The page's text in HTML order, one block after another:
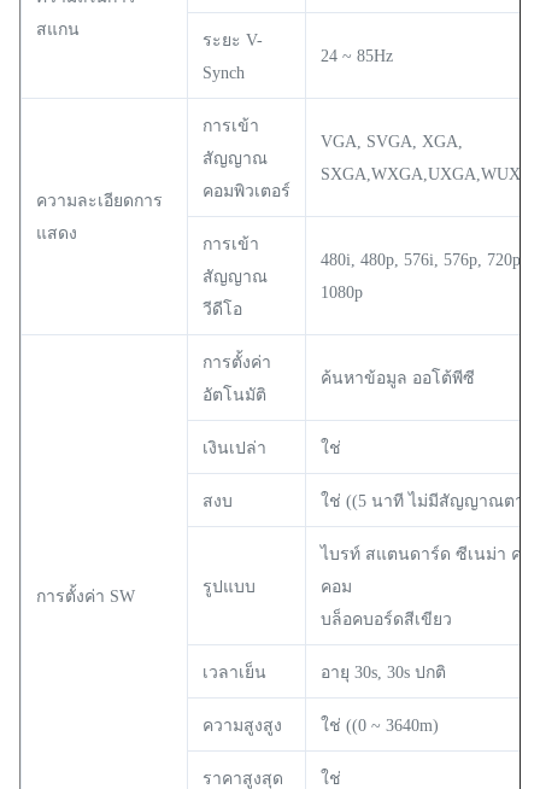
สแกน
ระยะ V-
Synch
24 ~ 85Hz
ความละเอียดการ
แสดง
การเข้า
สัญญาณ
คอมพิวเตอร์
VGA, SVGA, XGA,
การเข้า
สัญญาณ
วีดีโอ
480i, 480p, 576i, 576p, 720p,
1080p
การตั้งค่า SW
การตั้งค่า
อัตโนมัติ
ค้นหาข้อมูล ออโต้พีซี
เงินเปล่า ใช่
สงบ ใช่ ((5 นาที ไม่มีสัญญาณตาม
รูปแบบ
ไบรท์ สแตนดาร์ด ซีเนม่า คอ
คอม
บล็อคบอร์ดสีเขียว
เวลาเย็น อายุ 30s, 30s ปกติ
ความสูงสูง ใช่ ((0 ~ 3640m)
ราคาสูงสุด ใช่